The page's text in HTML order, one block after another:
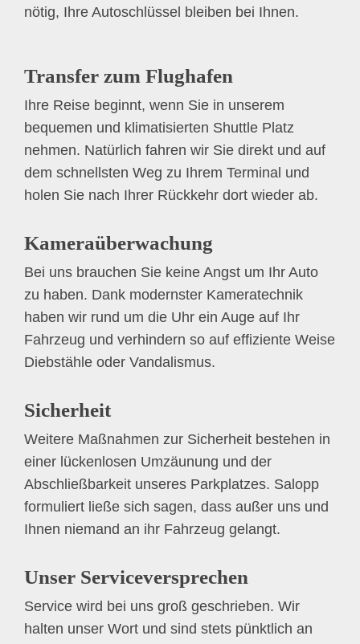
nötig, Ihre Autoschlüssel bleiben bei Ihnen.
Transfer zum Flughafen
Ihre Reise beginnt, wenn Sie in unserem
bequemen und klimatisierten Shuttle Platz
nehmen. Natürlich fahren wir Sie direkt und auf
dem schnellsten Weg zu Ihrem Terminal und
holen Sie nach Ihrer Rückkehr dort wieder ab.
Kameraüberwachung
Bei uns brauchen Sie keine Angst um Ihr Auto
zu haben. Dank modernster Kameratechnik
haben wir rund um die Uhr ein Auge auf Ihr
Fahrzeug und verhindern so auf effiziente Weise
Diebstähle oder Vandalismus.
Sicherheit
Weitere Maßnahmen zur Sicherheit bestehen in
einer lückenlosen Umzäunung und der
Abschließbarkeit unseres Parkplatzes. Salopp
formuliert ließe sich sagen, dass außer uns und
Ihnen niemand an ihr Fahrzeug gelangt.
Unser Serviceversprechen
Service wird bei uns groß geschrieben. Wir
halten unser Wort und sind stets pünktlich an